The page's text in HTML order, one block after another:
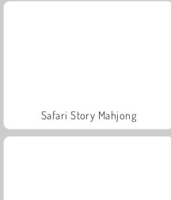
Safari Story Mahjong